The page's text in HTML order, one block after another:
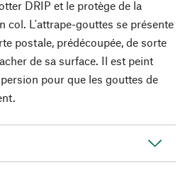
DRIP et le protège de la
col. L'attrape-gouttes se présente
postale, prédécoupée, de sorte
de sa surface. Il est peint
pour que les gouttes de